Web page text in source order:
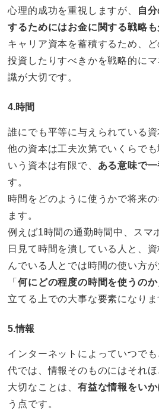
心理的成功を重視しますが、
自
するためにはお金に関する戦略
キャリア資本を蓄積するため、
投資したりすべきかを戦略的に
識が大切です。
4.時間
誰にでも平等に与えられている資
他の資本は工夫次第でいくらで
いう資本は有限で、 ある意味で
す。
時間をどのように使うかで将来
ます。
例えば1時間の通勤時間中、スマ
日見て時間を潰している人と、
んでいる人とでは時間の使い方が
「何にどの程度の時間を使うのか
立てる上での大事な要素になりま
5.情報
インターネットによっていつで
代では、情報そのものにはそれほ
大切なことは、有益な情報をい
う点です。